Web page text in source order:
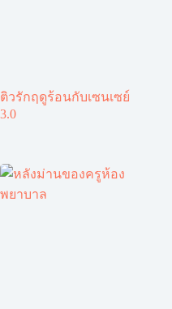
ติวรักฤดูร้อนกับเซนเซย์
3.0